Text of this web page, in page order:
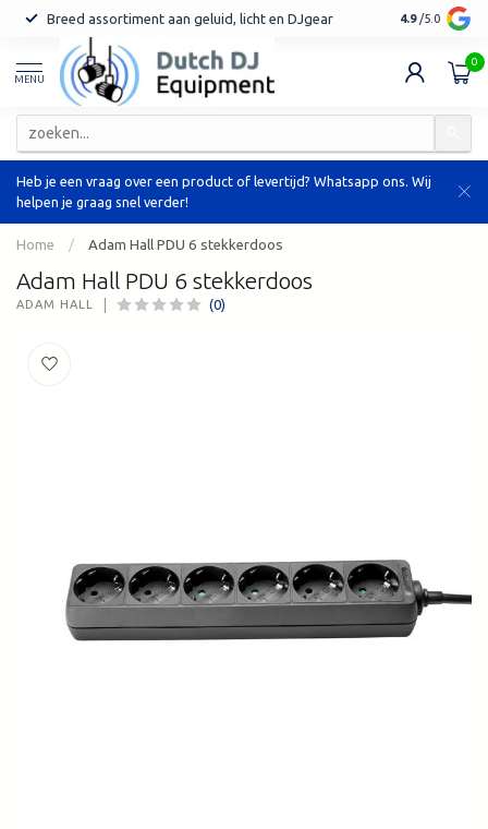
Breed assortiment aan geluid, licht en DJgear Tot 7 jaar
4.9 /5.0
MENU
0
Heb je een vraag over een product of levertijd? Whatsapp ons. Wij
helpen je graag snel verder!
Home / Adam Hall PDU 6 stekkerdoos
Adam Hall PDU 6 stekkerdoos
ADAM HALL (0)